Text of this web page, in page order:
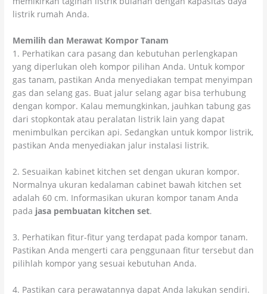
listrik rumah Anda.
Memilih dan Merawat Kompor Tanam
1. Perhatikan cara pasang dan kebutuhan perlengkapan
yang diperlukan oleh kompor pilihan Anda. Untuk kompor
gas tanam, pastikan Anda menyediakan tempat menyimpan
gas dan selang gas. Buat jalur selang agar bisa terhubung
dengan kompor. Kalau memungkinkan, jauhkan tabung gas
dari stopkontak atau peralatan listrik lain yang dapat
menimbulkan percikan api. Sedangkan untuk kompor listrik,
pastikan Anda menyediakan jalur instalasi listrik.
2. Sesuaikan kabinet kitchen set dengan ukuran kompor.
Normalnya ukuran kedalaman cabinet bawah kitchen set
adalah 60 cm. Informasikan ukuran kompor tanam Anda
pada jasa pembuatan kitchen set.
3. Perhatikan fitur-fitur yang terdapat pada kompor tanam.
Pastikan Anda mengerti cara penggunaan fitur tersebut dan
pilihlah kompor yang sesuai kebutuhan Anda.
4. Pastikan cara perawatannya dapat Anda lakukan sendiri.